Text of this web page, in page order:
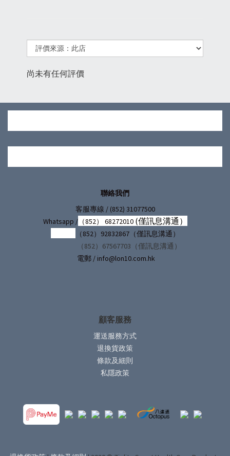
尚未有任何評價
聯絡我們
客服專線 / (852) 31077500
Whatsapp /（852） 68272010 (僅訊息溝通）
（852）92832867（僅訊息溝通）
（852）67567703（僅訊息溝通）
電郵 / info@lon10.com.hk
顧客服務
運送服務方式
退換貨政策
條款及細則
私隱政策